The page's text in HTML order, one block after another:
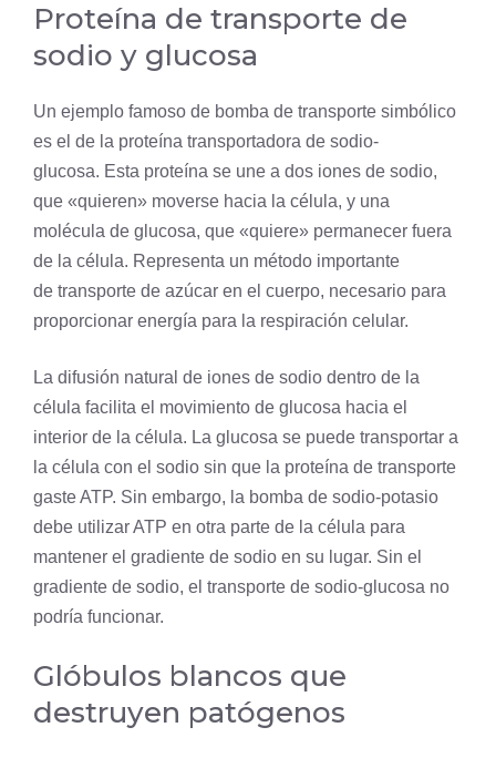
Proteína de transporte de
sodio y glucosa
Un ejemplo famoso de bomba de transporte simbólico
es el de la proteína transportadora de sodio-
glucosa. Esta proteína se une a dos iones de sodio,
que «quieren» moverse hacia la célula, y una
molécula de glucosa, que «quiere» permanecer fuera
de la célula. Representa un método importante
de transporte de azúcar en el cuerpo, necesario para
proporcionar energía para la respiración celular.
La difusión natural de iones de sodio dentro de la
célula facilita el movimiento de glucosa hacia el
interior de la célula. La glucosa se puede transportar a
la célula con el sodio sin que la proteína de transporte
gaste ATP. Sin embargo, la bomba de sodio-potasio
debe utilizar ATP en otra parte de la célula para
mantener el gradiente de sodio en su lugar. Sin el
gradiente de sodio, el transporte de sodio-glucosa no
podría funcionar.
Glóbulos blancos que
destruyen patógenos